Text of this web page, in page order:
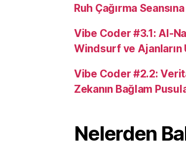
Ruh Çağırma
Vibe Coder #3.1: AI-
Windsurf ve Ajanların
Vibe Coder #2.2:
Zekanın Bağlam
Nelerden